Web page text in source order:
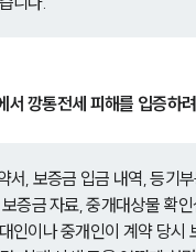
서 깡통전세 피해를 입증하
서, 보증금 입금 내역, 등기부
증금 자료, 중개대상물 확
인이나 중개인이 계약 당시